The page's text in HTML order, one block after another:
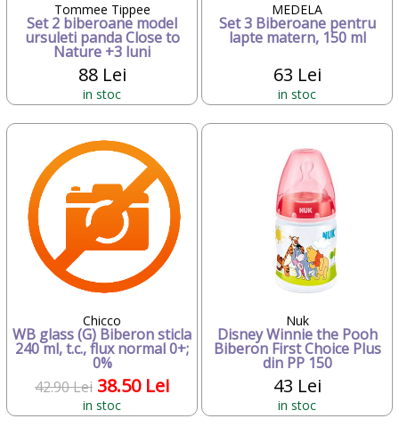
Tommee Tippee
Set 2 biberoane model
ursuleti panda Close to
Nature +3 luni
88 Lei
in stoc
MEDELA
Set 3 Biberoane pentru
lapte matern, 150 ml
63 Lei
in stoc
Chicco
WB glass (G) Biberon sticla
240 ml, t.c., flux normal 0+;
0%
42.90 Lei 38.50 Lei
in stoc
Nuk
Disney Winnie the Pooh
Biberon First Choice Plus
din PP 150
43 Lei
in stoc